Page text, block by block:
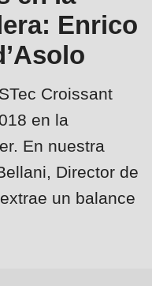
ContactService.php
Enrico
Croissant
en la
En nuestra
Director de
un balance